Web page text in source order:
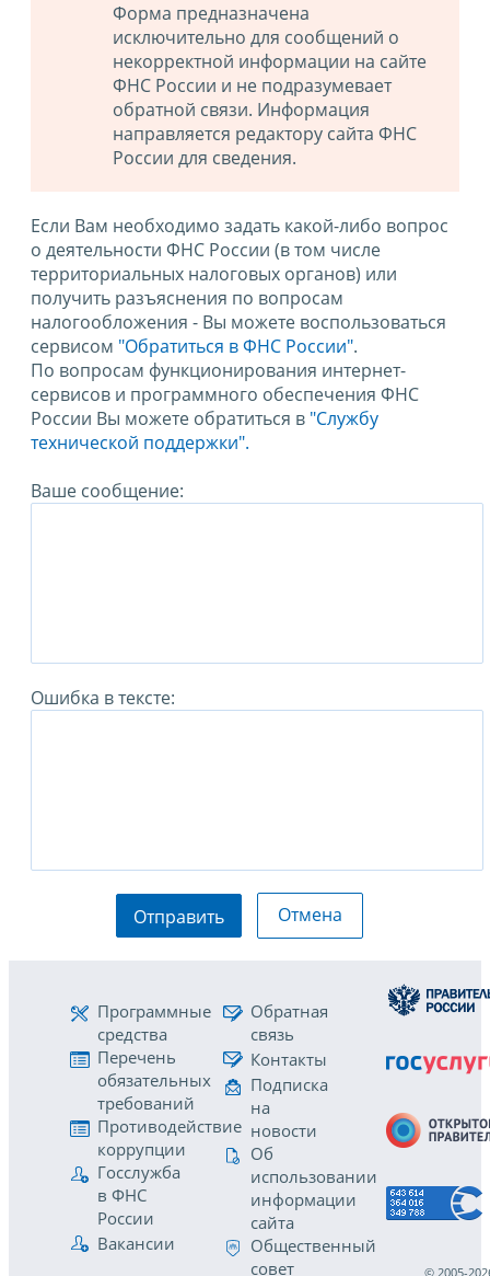
Форма предназначена
исключительно для сообщений о
некорректной информации на сайте
ФНС России и не подразумевает
обратной связи. Информация
направляется редактору сайта ФНС
России для сведения.
Если Вам необходимо задать какой-либо вопрос
о деятельности ФНС России (в том числе
территориальных налоговых органов) или
получить разъяснения по вопросам
налогообложения - Вы можете воспользоваться
сервисом "Обратиться в ФНС России".
По вопросам функционирования интернет-
сервисов и программного обеспечения ФНС
России Вы можете обратиться в "Службу
технической поддержки".
Ваше сообщение:
Ошибка в тексте:
Отправить Отмена
Программные
средства
Перечень
обязательных
требований
Противодействие
коррупции
Госслужба
в ФНС
России
Вакансии
Обратная
связь
Контакты
Подписка
на
новости
Об
использовании
информации
сайта
Общественный
совет
© 2005-